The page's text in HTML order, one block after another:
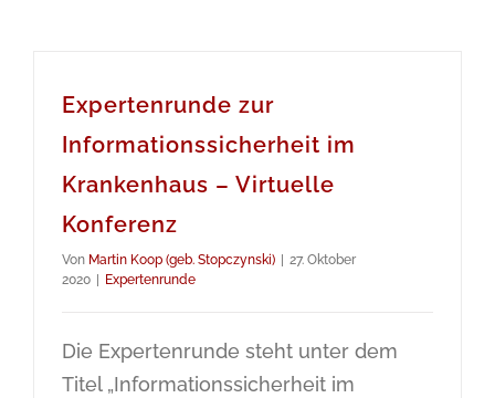
Expertenrunde zur
Informationssicherheit im
Krankenhaus – Virtuelle
Konferenz
Von Martin Koop (geb. Stopczynski)
27. Oktober
2020
Expertenrunde
Die Expertenrunde steht unter dem
Titel „Informationssicherheit im